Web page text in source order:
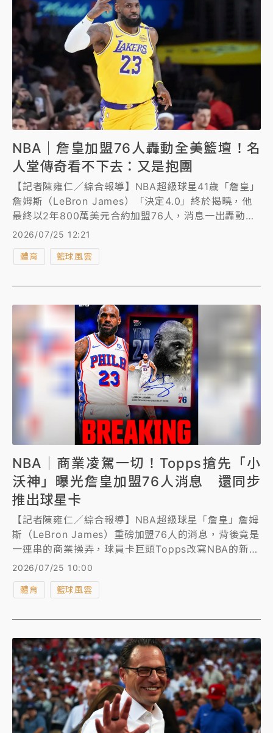
NBA｜詹皇加盟76人轟動全美籃壇！名
人堂傳奇看不下去：又是抱團
【記者陳雍仁／綜合報導】NBA超級球星41歲「詹皇」
詹姆斯（LeBron James）「決定4.0」終於揭曉，他
最終以2年800萬美元合約加盟76人，消息一出轟動全
美籃壇，只是曾在76人效力8個賽季的名人堂傳奇、現
任球評「惡漢」巴克利（Charles Barkley）卻看不下
去，狠酸詹姆斯又是抱團。
2026/07/25 12:21
體育 籃球風雲
NBA｜商業凌駕一切！Topps搶先「小
沃神」曝光詹皇加盟76人消息 還同步
推出球星卡
【記者陳雍仁／綜合報導】NBA超級球星「詹皇」詹姆
斯（LeBron James）重磅加盟76人的消息，背後竟是
一連串的商業操弄，球員卡巨頭Topps改寫NBA的新聞
傳播歷史，該公司在社群媒體搶先發布詹姆斯身穿76人
人消息，開創了首次由球員卡公司率先公佈球員轉隊消
2026/07/25 10:00
體育 籃球風雲